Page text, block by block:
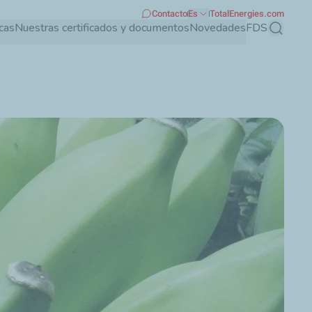
Nuestras certificados y documentosNovedadesFDS Buscar
ContactoEs TotalEnergies.com